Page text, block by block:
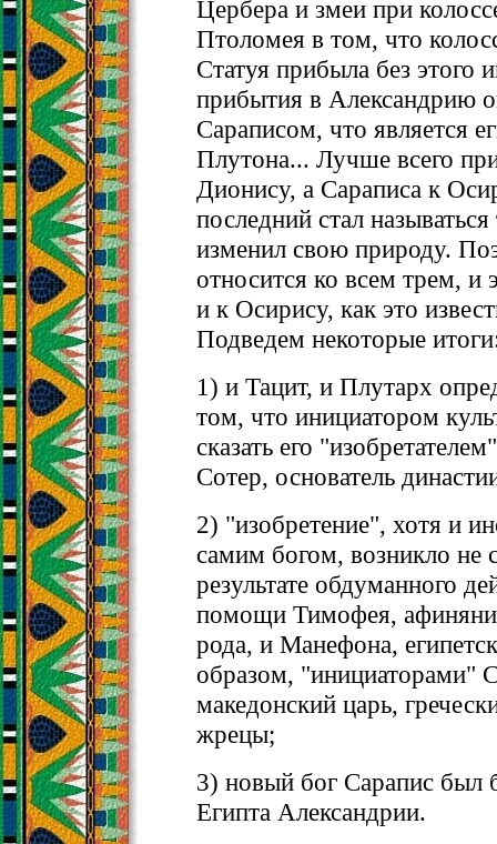
Цербера и змеи при
Птоломея в том, что
Статуя прибыла без этого
прибытия в Александрию
Сараписом, что является
Плутона... Лучше всего
Дионису, а Сараписа к
последний стал
изменил свою природу.
относится ко всем трем, и
и к Осирису, как это
Подведем некоторые
1) и Тацит, и Плутарх
том, что инициатором
сказать его
Сотер, основатель
2) "изобретение", хотя и
самим богом, возникло не
результате обдуманного
помощи Тимофея,
рода, и Манефона,
образом, "инициаторами"
македонский царь,
жрецы;
3) новый бог Сарапис был
Египта Александрии.